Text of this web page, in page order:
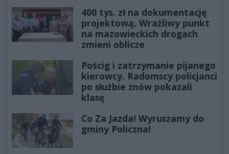
400 tys. zł na dokumentację
projektową. Wrażliwy punkt
na mazowieckich drogach
zmieni oblicze
Pościg i zatrzymanie pijanego
kierowcy. Radomscy policjanci
po służbie znów pokazali
klasę
Co Za Jazda! Wyruszamy do
gminy Policzna!